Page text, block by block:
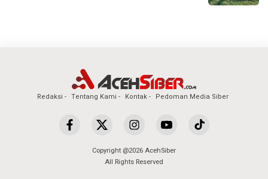
Redaksi Tentang Kami Kontak Pedoman Media Siber
Copyright @2026 AcehSiber
All Rights Reserved